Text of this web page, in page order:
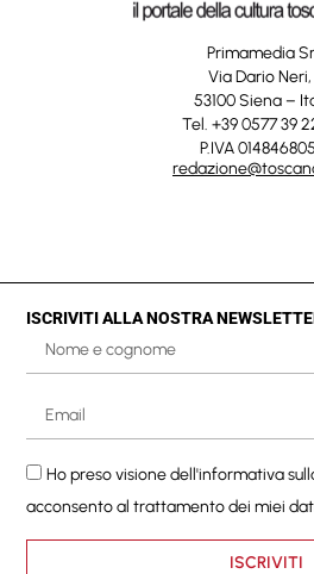
Primamedia
Via Dario Neri,
53100 Siena –
Tel. +39 0577 39
P.IVA
ISCRIVITI ALLA NOSTRA
Ho preso visione dell'informativa
acconsento al trattamento dei miei
ISCRIVITI